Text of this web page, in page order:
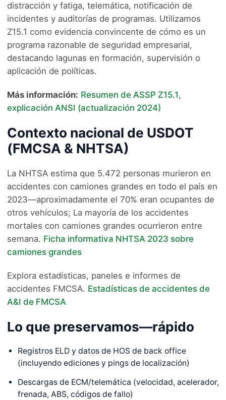
distracción y fatiga, telemática, notificación de
incidentes y auditorías de programas. Utilizamos
Z15.1 como evidencia convincente de cómo es un
programa razonable de seguridad empresarial,
destacando lagunas en formación, supervisión o
aplicación de políticas.
Más información: Resumen de ASSP Z15.1,
explicación ANSI (actualización 2024)
Contexto nacional de USDOT
(FMCSA & NHTSA)
La NHTSA estima que 5.472 personas murieron en
accidentes con camiones grandes en todo el país en
2023—aproximadamente el 70% eran ocupantes de
otros vehículos; La mayoría de los accidentes
mortales con camiones grandes ocurrieron entre
semana. Ficha informativa NHTSA 2023 sobre
camiones grandes
Explora estadísticas, paneles e informes de
accidentes FMCSA. Estadísticas de accidentes de
A&I de FMCSA
Lo que preservamos—rápido
Registros ELD y datos de HOS de back office
(incluyendo ediciones y pings de localización)
Descargas de ECM/telemática (velocidad, acelerador,
frenada, ABS, códigos de fallo)